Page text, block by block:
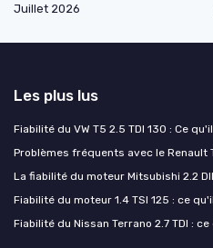
Juillet 2026
Les plus lus
Fiabilité du VW T5 2.5 TDI 130 : Ce
Problèmes fréquents avec le Renault
La fiabilité du moteur Mitsubishi 2.2
Fiabilité du moteur 1.4 TSI 125 : ce
Fiabilité du Nissan Terrano 2.7 TDI :